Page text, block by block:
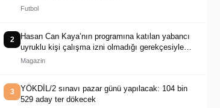
Futbol
2
Hasan Can Kaya’nın programına katılan yabancı
uyruklu kişi çalışma izni olmadığı gerekçesiyle
gözaltına alındı
Magazin
3
YÖKDİL/2 sınavı pazar günü yapılacak: 104 bin
529 aday ter dökecek